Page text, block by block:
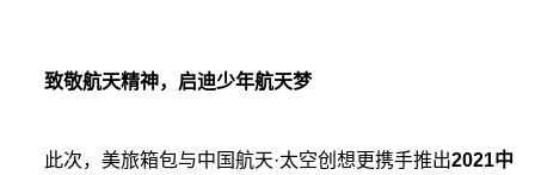
致敬航天精神，启迪少年航天梦
此次，美旅箱包与中国航天·太空创想更携手推出2021中